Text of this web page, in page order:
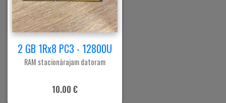
2 GB 1Rx8 PC3 - 12800U
RAM stacionārajam datoram
10.00 €